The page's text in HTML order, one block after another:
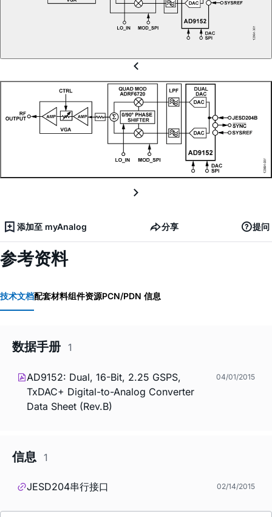
添加至 myAnalog 分享 提问
参考资料
技术文档配套材料组件资源PCN/PDN 信息
数据手册 1
AD9152: Dual, 16-Bit, 2.25 GSPS,
TxDAC+ Digital-to-Analog Converter
Data Sheet (Rev.B)
04/01/2015
信息 1
JESD204串行接口 02/14/2015